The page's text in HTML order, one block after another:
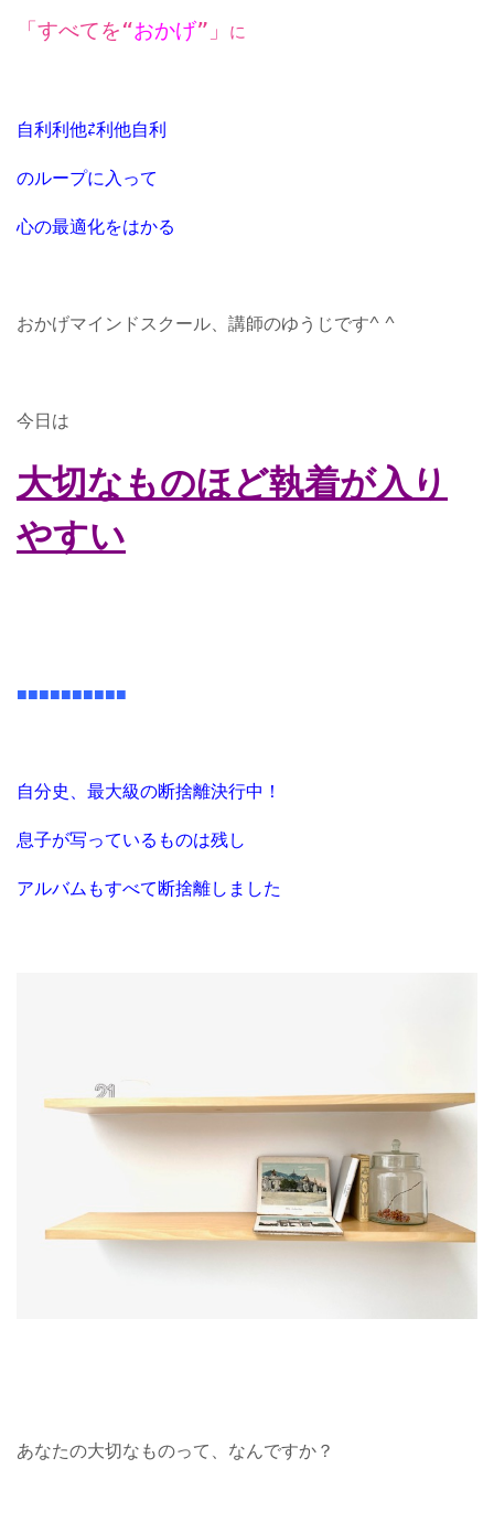
「すべてを“おかげ”」 に
自利利他⇄利他自利
のループに入って
心の最適化をはかる
おかげマインドスクール、講師のゆうじです^ ^
今日は
大切なものほど執着が入り
やすい
■■■■■■■■■■
自分史、最大級の断捨離決行中！
息子が写っているものは残し
アルバムもすべて断捨離しました
あなたの大切なものって、なんですか？